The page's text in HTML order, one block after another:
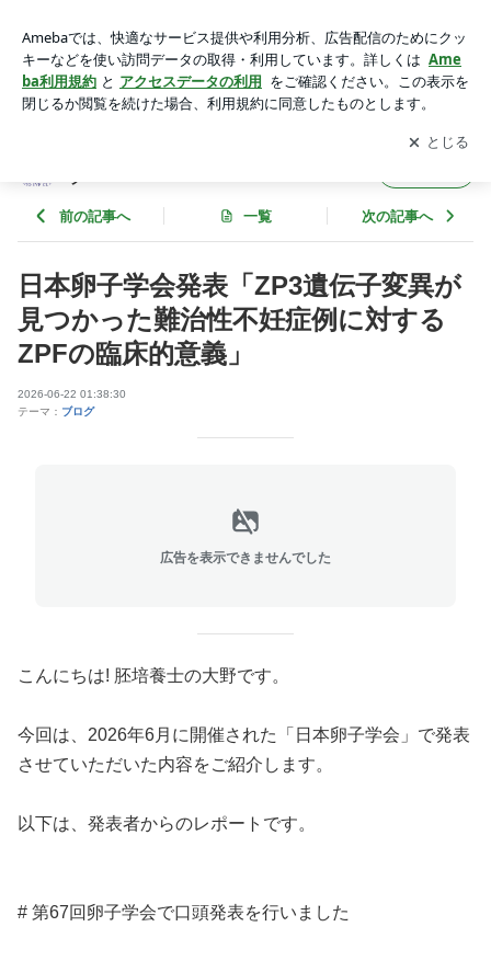
例に対するZPFの臨床的意義」 | 京都IVFクリニック, 木下レデ
ィース活動ブログ
アプリをダウンロードして ブログの更新通知
を受け取りまし
ょう。
開く
グ
前の記事へ 一覧 次の記事へ
日本卵子学会発表「ZP3遺伝子変異が
見つかった難治性不妊症例に対する
ZPFの臨床的意義」
2026-06-22 01:38:30
テーマ： ブログ
広告を表示できませんでした
こんにちは! 胚培養士の大野です。
今回は、2026年6月に開催された「日本卵子学会」で発表
させていただいた内容をご紹介します。
以下は、発表者からのレポートです。
# 第67回卵子学会で口頭発表を行いました